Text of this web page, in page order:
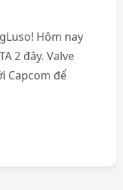
Hôm nay
2 đây. Valve
Capcom để